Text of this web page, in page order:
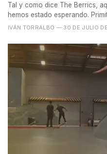
Tal y como dice The Berrics,
hemos estado esperando.
IVÁN TORRALBO — 30 DE JULIO